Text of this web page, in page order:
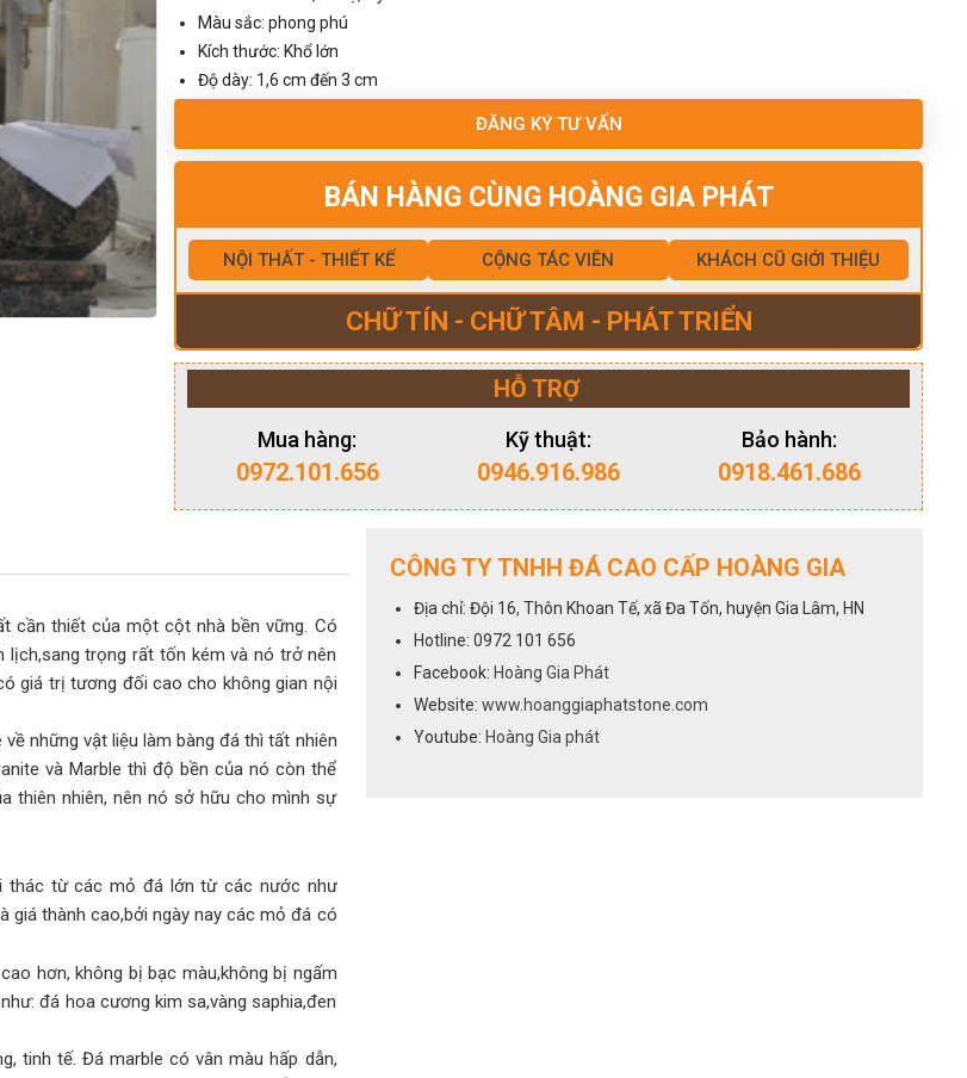
Màu sắc: phong phú
Kích thước: Khổ lớn
Độ dày: 1,6 cm đến 3 cm
ĐĂNG KÝ TƯ VẤN
BÁN HÀNG CÙNG HOÀNG GIA PHÁT
NỘI THẤT - THIẾT KẾ CỘNG TÁC VIÊN KHÁCH CŨ GIỚI THIỆU
CHỮ TÍN - CHỮ TÂM - PHÁT TRIỂN
HỖ TRỢ
Mua hàng:
0972.101.656
Kỹ thuật:
0946.916.986
Bảo hành:
0918.461.686
cần thiết của một cột nhà bền vững. Có
trọng rất tốn kém và nó trở nên
giá trị tương đối cao cho không gian nội
những vật liệu làm bàng đá thì tất nhiên
và Marble thì độ bền của nó còn thể
thiên nhiên, nên nó sở hữu cho mình sự
thác từ các mỏ đá lớn từ các nước như
giá thành cao,bởi ngày nay các mỏ đá có
hơn, không bị bạc màu,không bị ngấm
đá hoa cương kim sa,vàng saphia,đen
tinh tế. Đá marble có vân màu hấp dẫn,
CÔNG TY TNHH ĐÁ CAO CẤP HOÀNG GIA
Địa chỉ: Đội 16, Thôn Khoan Tế, xã Đa Tốn, huyện Gia Lâm, HN
Hotline: 0972 101 656
Facebook: Hoàng Gia Phát
Website: www.hoanggiaphatstone.com
Youtube: Hoàng Gia phát